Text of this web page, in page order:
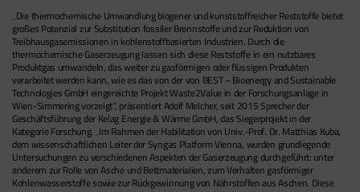
„Die thermochemische Umwandlung biogener und kunststoffreicher Reststoffe bietet
großes Potenzial zur Substitution fossiler Brennstoffe und zur Reduktion von
Treibhausgasemissionen in kohlenstoffbasierten Industrien. Durch die
thermochemische Gaserzeugung lassen sich diese Reststoffe in ein nutzbares
Produktgas umwandeln, das weiter zu gasförmigen oder flüssigen Produkten
verarbeitet werden kann, wie es das von der von BEST – Bioenergy and Sustainable
Technologies GmbH eingereichte Projekt Waste2Value in der Forschungsanlage in
Wien-Simmering vorzeigt“, präsentiert Adolf Melcher, seit 2015 Sprecher der
Geschäftsführung der Kelag Energie & Wärme GmbH, das Siegerprojekt in der
Kategorie Forschung. „Im Rahmen der Habilitation von Univ.-Prof. Dr. Matthias Kuba,
dem wissenschaftlichen Leiter der Syngas Platform Vienna, wurden grundlegende
Untersuchungen zu verschiedenen Aspekten der Gaserzeugung durchgeführt: unter
anderem zur Rolle von Asche und Bettmaterialien, zum Verhalten gasförmiger
Kohlenwasserstoffe sowie zur Rückgewinnung von Nährstoffen aus Aschen. Diese